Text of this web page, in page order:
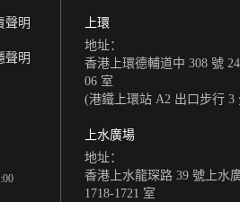
聲明
聲明
上環
地址：
香港上環德輔道中 308 號
06 室
(港鐵上環站 A2 出口步行 3
上水廣場
地址：
香港上水龍琛路 39 號上水
1718-1721 室